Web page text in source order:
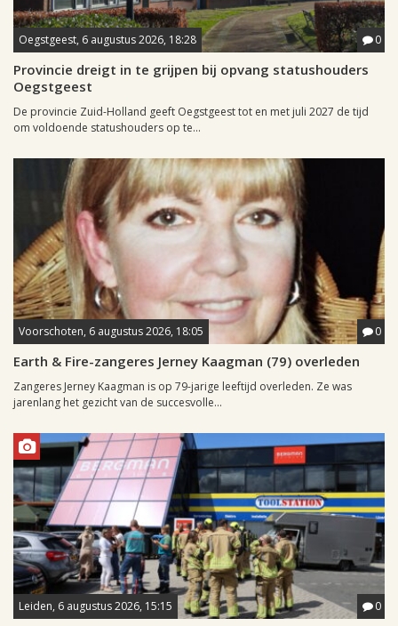
Oegstgeest, 6 augustus 2026, 18:28 0
Provincie dreigt in te grijpen bij opvang statushouders
Oegstgeest
De provincie Zuid-Holland geeft Oegstgeest tot en met juli 2027 de tijd
om voldoende statushouders op te...
Voorschoten, 6 augustus 2026, 18:05 0
Earth & Fire-zangeres Jerney Kaagman (79) overleden
Zangeres Jerney Kaagman is op 79-jarige leeftijd overleden. Ze was
jarenlang het gezicht van de succesvolle...
Leiden, 6 augustus 2026, 15:15 0